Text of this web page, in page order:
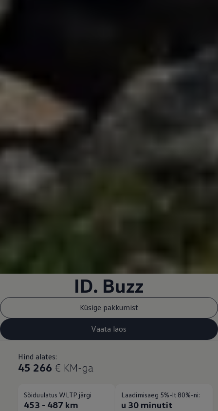
ID. Buzz
Küsige pakkumist
Vaata laos
Hind alates:
45 266 € KM-ga
Sõiduulatus WLTP järgi
453 - 487 km
Laadimisaeg 5%-lt 80%-ni:
u 30 minutit